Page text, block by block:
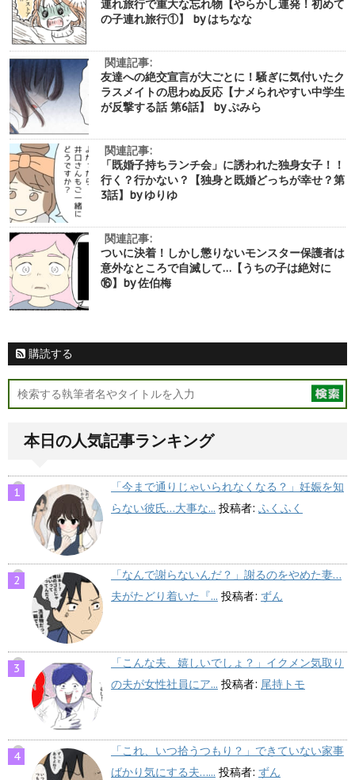
連れ旅行で重大な忘れ物【やらかし連発！初めて
の子連れ旅行①】 by はちなな
関連記事:
友達への絶交宣言が大ごとに！騒ぎに気付いたク
ラスメイトの思わぬ反応【ナメられやすい中学生
が反撃する話 第6話】 by ぷみら
関連記事:
「既婚子持ちランチ会」に誘われた独身女子！！
行く？行かない？【独身と既婚どっちが幸せ？第
3話】by ゆりゆ
関連記事:
ついに決着！しかし懲りないモンスター保護者は
意外なところで自滅して…【うちの子は絶対に
⑯】by 佐伯梅
購読する
本日の人気記事ランキング
「今まで通りじゃいられなくなる？」妊娠を知
らない彼氏…大事な... 投稿者: ふくふく
「なんで謝らないんだ？」謝るのをやめた妻…
夫がたどり着いた『... 投稿者: ずん
「こんな夫、嬉しいでしょ？」イクメン気取り
の夫が女性社員にア... 投稿者: 尾持トモ
「これ、いつ拾うつもり？」できていない家事
ばかり気にする夫…... 投稿者: ずん